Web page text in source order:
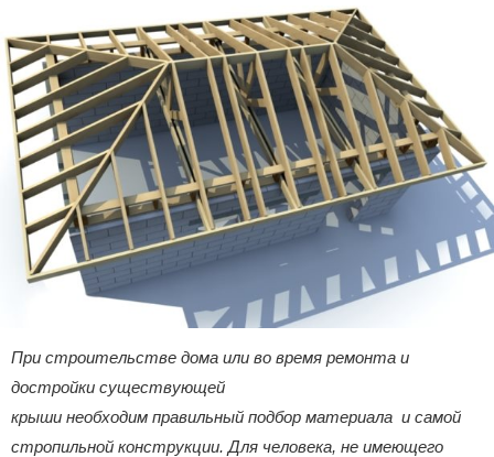
При строительстве дома или во время ремонта и
достройки существующей
крыши необходим правильный подбор материала и самой
стропильной конструкции. Для человека, не имеющего